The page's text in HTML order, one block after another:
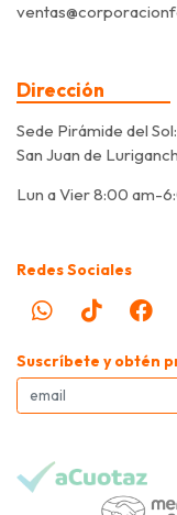
Dirección
Sede Pirámide del
San Juan de
Lun a Vier 8:00 am-
Redes Sociales
Suscríbete y obtén